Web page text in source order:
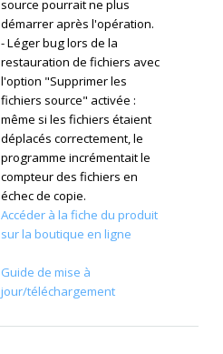
source pourrait ne plus
démarrer après l'opération.
- Léger bug lors de la
restauration de fichiers avec
l'option "Supprimer les
fichiers source" activée :
même si les fichiers étaient
déplacés correctement, le
programme incrémentait le
compteur des fichiers en
échec de copie.
Accéder à la fiche du produit
sur la boutique en ligne
Guide de mise à
jour/téléchargement